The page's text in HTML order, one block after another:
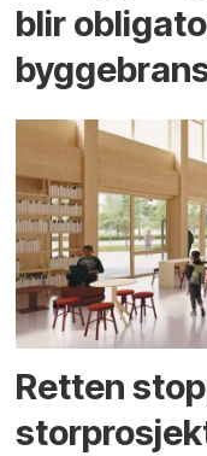
blir
Retten